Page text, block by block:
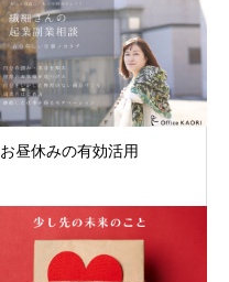
お昼休みの有効活用